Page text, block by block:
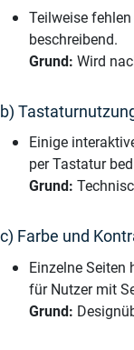
Teilweise
beschreibend.
Grund: Wird
b)
Einige
per Tastatur
Grund:
c) Farbe und
Einzelne Seiten
für Nutzer mit
Grund: